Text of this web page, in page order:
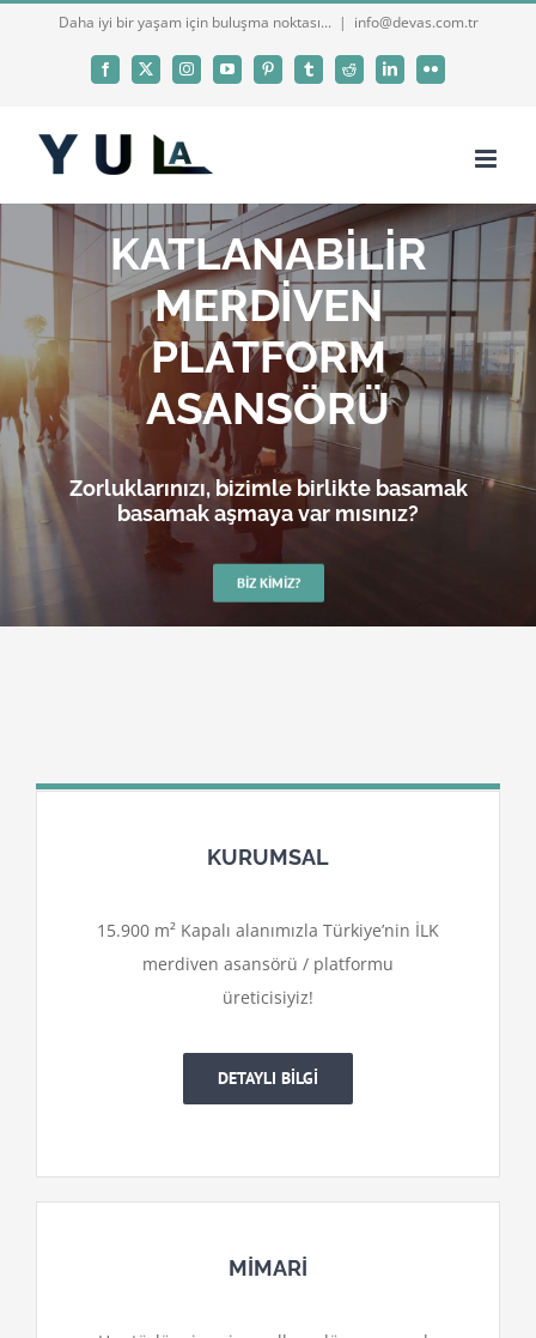
Daha iyi bir yaşam için buluşma noktası... | info@devas.com.tr
Facebook
X InstagramYouTubePinterestTumblrReddit LinkedInFlickr
KATLANABİLİR
MERDİVEN
PLATFORM
ASANSÖRÜ
Zorluklarınızı, bizimle birlikte basamak
basamak aşmaya var mısınız?
BIZ KIMIZ?
KURUMSAL
15.900 m² Kapalı alanımızla Türkiye’nin İLK
merdiven asansörü / platformu
üreticisiyiz!
DETAYLI BİLGİ
MİMARİ